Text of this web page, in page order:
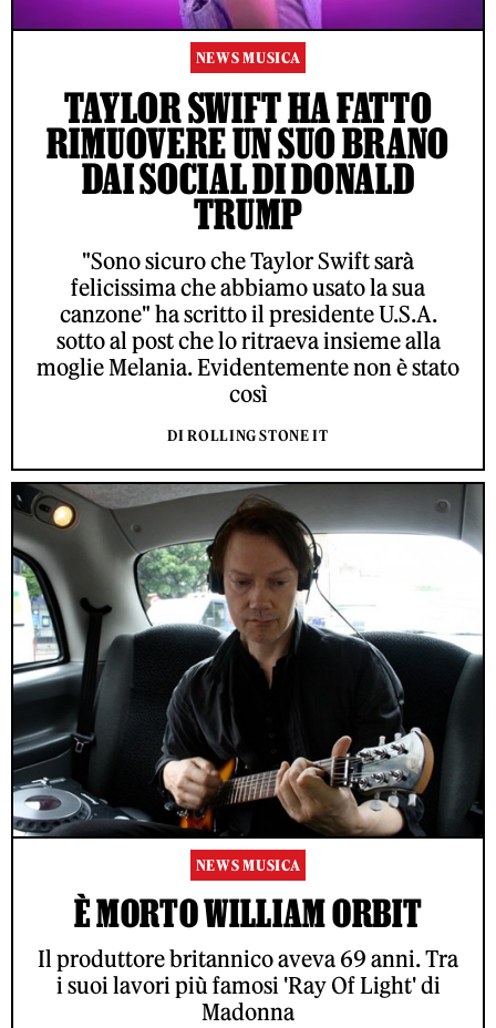
NEWS MUSICA
TAYLOR SWIFT HA FATTO
RIMUOVERE UN SUO BRANO
DAI SOCIAL DI DONALD
TRUMP
"Sono sicuro che Taylor Swift sarà
felicissima che abbiamo usato la sua
canzone" ha scritto il presidente U.S.A.
sotto al post che lo ritraeva insieme alla
moglie Melania. Evidentemente non è stato
così
DI ROLLING STONE IT
NEWS MUSICA
È MORTO WILLIAM ORBIT
Il produttore britannico aveva 69 anni. Tra
i suoi lavori più famosi 'Ray Of Light' di
Madonna